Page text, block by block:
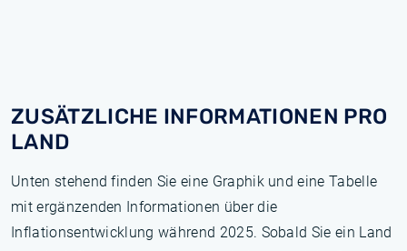
ZUSÄTZLICHE INFORMATIONEN PRO
LAND
Unten stehend finden Sie eine Graphik und eine Tabelle
mit ergänzenden Informationen über die
Inflationsentwicklung während 2025. Sobald Sie ein Land